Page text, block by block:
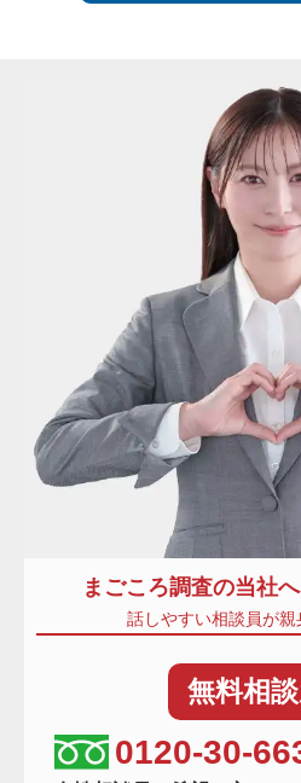
まごころ調査の当社
話しやすい相談員が
無料相
0120-30-